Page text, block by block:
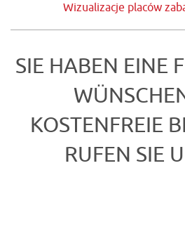
Wizualizacje placów
SIE HABEN EINE
KOSTENFREIE
RUFEN SIE